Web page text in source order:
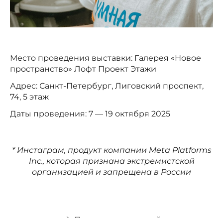
Место проведения выставки: Галерея «Новое
пространство» Лофт Проект Этажи
Адрес: Санкт-Петербург, Лиговский проспект,
74, 5 этаж
Даты проведения: 7 — 19 октября 2025
* Инстаграм, продукт компании Meta Platforms
Inc., которая признана экстремистской
организацией и запрещена в России